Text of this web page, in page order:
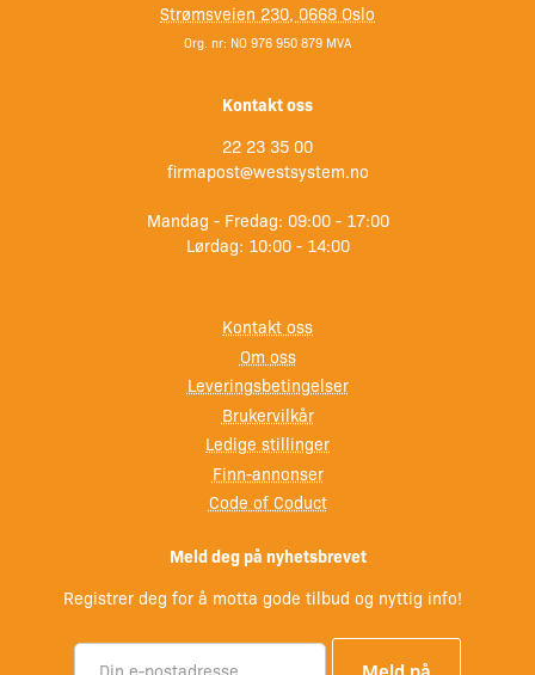
Strømsveien 230, 0668 Oslo
Org. nr: NO 976 950 879 MVA
Kontakt oss
22 23 35 00
firmapost@westsystem.no
Mandag - Fredag: 09:00 - 17:00
Lørdag: 10:00 - 14:00
Kontakt oss
Om oss
Leveringsbetingelser
Brukervilkår
Ledige stillinger
Finn-annonser
Code of Coduct
Meld deg på nyhetsbrevet
Registrer deg for å motta gode tilbud og nyttig info!